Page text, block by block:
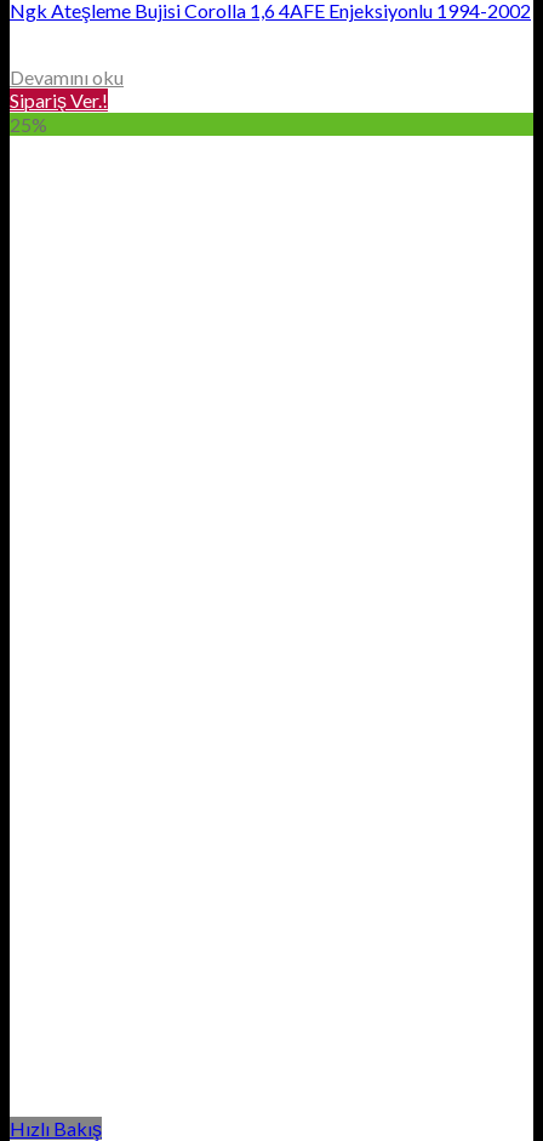
Ngk Ateşleme Bujisi Corolla 1,6 4AFE Enjeksiyonlu 1994-2002
Devamını oku
Sipariş Ver.!
25%
Hızlı Bakış